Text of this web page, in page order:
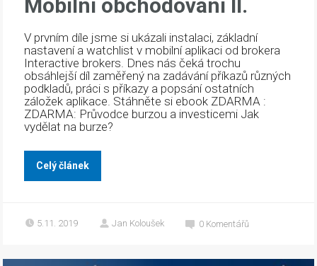
Mobilní obchodování II.
V prvním díle jsme si ukázali instalaci, základní
nastavení a watchlist v mobilní aplikaci od brokera
Interactive brokers. Dnes nás čeká trochu
obsáhlejší díl zaměřený na zadávání příkazů různých
podkladů, práci s příkazy a popsání ostatních
záložek aplikace. Stáhněte si ebook ZDARMA :
ZDARMA: Průvodce burzou a investicemi Jak
vydělat na burze?
Celý článek
5.11. 2019 Jan Koloušek 0 Komentářů